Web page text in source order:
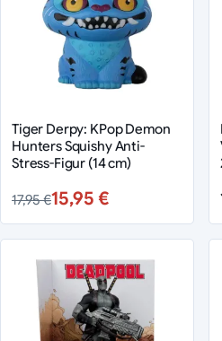
Tiger Derpy: KPop Demon
Hunters Squishy Anti-
Stress-Figur (14 cm)
17,95 €15,95 €